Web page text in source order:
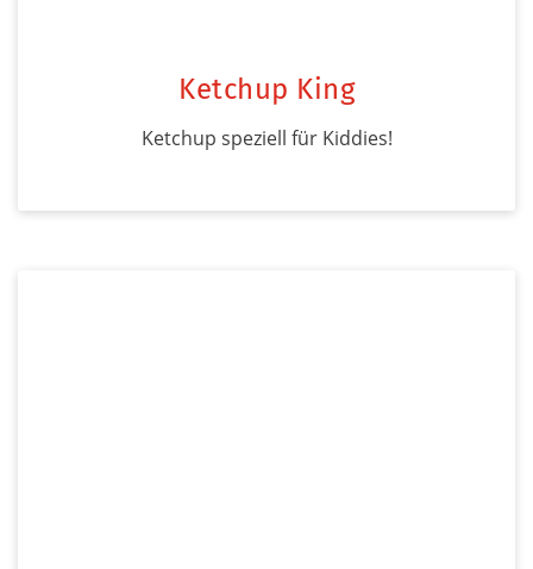
Ketchup King
Ketchup speziell für Kiddies!